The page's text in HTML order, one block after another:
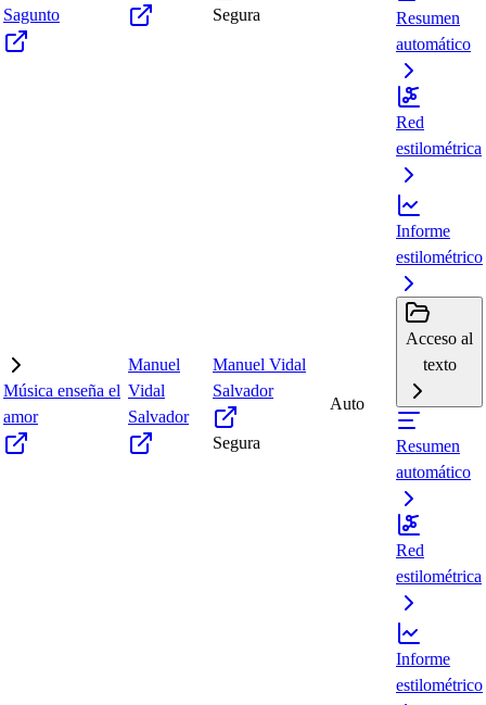
Sagunto
Segura
Resumen
automático
Red
estilométrica
Música enseña el
amor
Manuel
Vidal
Salvador
Manuel Vidal
Salvador
Segura
Auto
Informe
estilométrico
Acceso al
texto
Resumen
automático
Red
estilométrica
Informe
estilométrico